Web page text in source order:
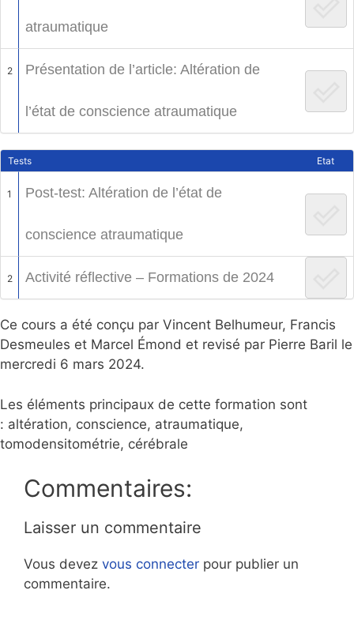
atraumatique
2 Présentation de l’article: Altération de
l’état de conscience atraumatique
Tests Etat
1 Post-test: Altération de l’état de
conscience atraumatique
2 Activité réflective – Formations de 2024
Ce cours a été conçu par Vincent Belhumeur, Francis
Desmeules et Marcel Émond et revisé par Pierre Baril le
mercredi 6 mars 2024.
Les éléments principaux de cette formation sont
: altération, conscience, atraumatique,
tomodensitométrie, cérébrale
Commentaires:
Laisser un commentaire
Vous devez vous connecter pour publier un
commentaire.